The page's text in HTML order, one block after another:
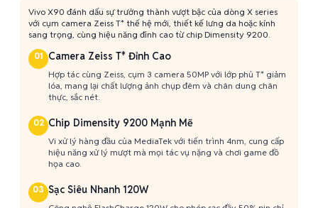
Vivo X90 đánh dấu sự trưởng thành vượt bậc của dòng X series
với cụm camera Zeiss T* thế hệ mới, thiết kế lưng da hoặc kính
sang trọng, cùng hiệu năng đỉnh cao từ chip Dimensity 9200.
01 Camera Zeiss T* Đỉnh Cao
Hợp tác cùng Zeiss, cụm 3 camera 50MP với lớp phủ T* giảm
lóa, mang lại chất lượng ảnh chụp đêm và chân dung chân
thực, sắc nét.
02 Chip Dimensity 9200 Mạnh Mẽ
Vi xử lý hàng đầu của MediaTek với tiến trình 4nm, cung cấp
hiệu năng xử lý mượt mà mọi tác vụ nặng và chơi game đồ
họa cao.
03 Sạc Siêu Nhanh 120W